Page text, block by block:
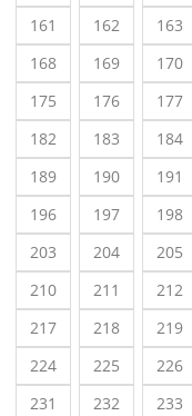
161
162 163
168
169 170
175
176 177
182
183 184
189
190 191
196
197 198
203
204 205
210
211 212
217
218 219
224
225 226
231
232 233